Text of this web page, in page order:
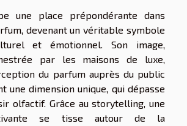
une place prépondérante dans
devenant un véritable symbole
et émotionnel. Son image,
par les maisons de luxe,
du parfum auprès du public
une dimension unique, qui dépasse
olfactif. Grâce au storytelling, une
se tisse autour de la